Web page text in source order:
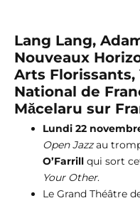
Lang Lang,
Nouveaux
Arts Florissants,
National de
Măcelaru sur
Lundi 22
Open Jazzau
O’Farrill qui sort
Your Other.
Le Grand Théâtre